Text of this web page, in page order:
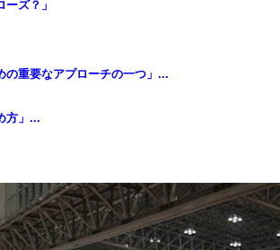
ズ？」
の重要なアプローチの一つ」...
方」...